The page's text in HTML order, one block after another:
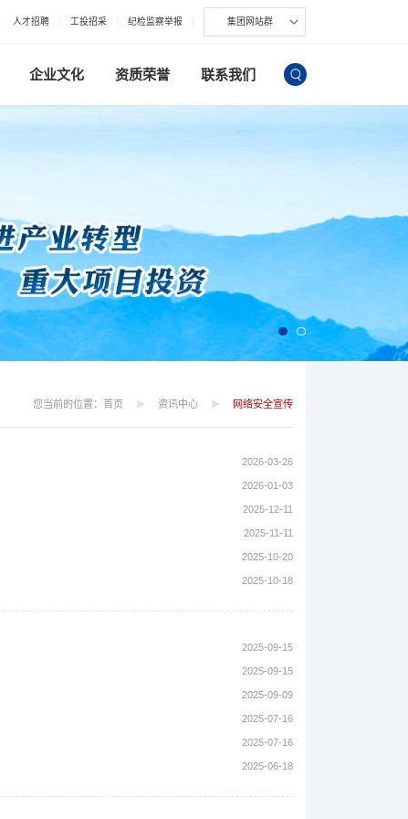
人才招聘
工投招采 纪检监察举报 集团网站群
企业文化 资质荣誉 联系我们
您当前的位置： 首页 资讯中心 网络安全宣传
2026-03-26
2026-01-03
2025-12-11
2025-11-11
2025-10-20
2025-10-18
2025-09-15
2025-09-15
2025-09-09
2025-07-16
2025-07-16
2025-06-18